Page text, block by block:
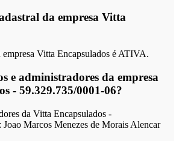
da empresa Vitta
empresa Vitta Encapsulados é ATIVA.
e administradores da empresa
- 59.329.735/0001-06?
da Vitta Encapsulados -
Joao Marcos Menezes de Morais Alencar